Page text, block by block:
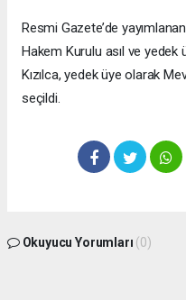
Resmi Gazete’de
Hakem Kurulu asıl ve yedek
Kızılca, yedek üye olarak
seçildi.
Okuyucu Yorumları (0)